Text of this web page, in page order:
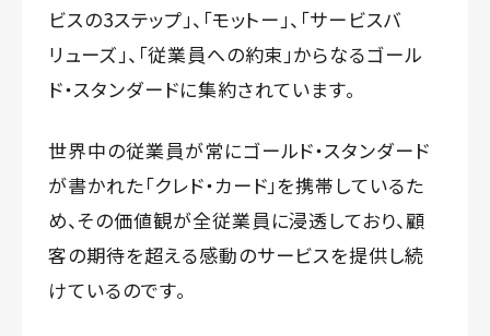
ビスの3ステップ」、「モットー」、「サービスバ
リューズ」、「従業員への約束」からなるゴール
ド・スタンダードに集約されています。
世界中の従業員が常にゴールド・スタンダード
が書かれた「クレド・カード」を携帯しているた
め、その価値観が全従業員に浸透しており、顧
客の期待を超える感動のサービスを提供し続
けているのです。